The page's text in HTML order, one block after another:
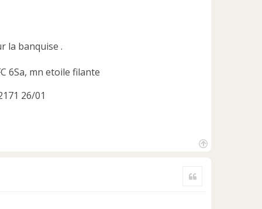
la banquise .
6Sa, mn etoile filante
26/01